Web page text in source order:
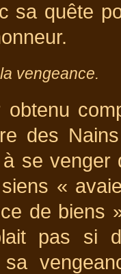
sa quête
vengeance.
obtenu
des
à se
«
de biens
pas si
sa